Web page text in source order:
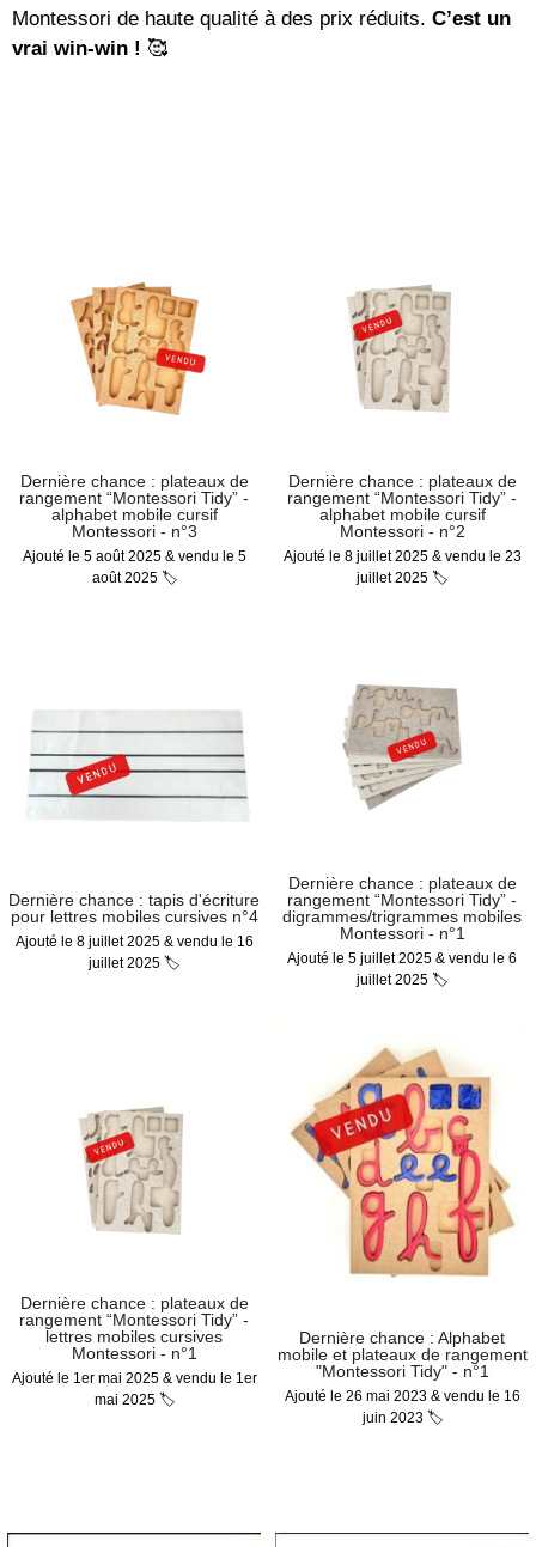
Montessori de haute qualité à des prix réduits. C’est un
vrai win-win ! 🥰
Dernière chance : plateaux de
rangement “Montessori Tidy” -
alphabet mobile cursif
Montessori - n°3
Ajouté le 5 août 2025 & vendu le 5
août 2025 🏷
Dernière chance : plateaux de
rangement “Montessori Tidy” -
alphabet mobile cursif
Montessori - n°2
Ajouté le 8 juillet 2025 & vendu le 23
juillet 2025 🏷
Dernière chance : tapis d'écriture
pour lettres mobiles cursives n°4
Ajouté le 8 juillet 2025 & vendu le 16
juillet 2025 🏷
Dernière chance : plateaux de
rangement “Montessori Tidy” -
digrammes/trigrammes mobiles
Montessori - n°1
Ajouté le 5 juillet 2025 & vendu le 6
juillet 2025 🏷
Dernière chance : plateaux de
rangement “Montessori Tidy” -
lettres mobiles cursives
Montessori - n°1
Ajouté le 1er mai 2025 & vendu le 1er
mai 2025 🏷
Dernière chance : Alphabet
mobile et plateaux de rangement
"Montessori Tidy" - n°1
Ajouté le 26 mai 2023 & vendu le 16
juin 2023 🏷